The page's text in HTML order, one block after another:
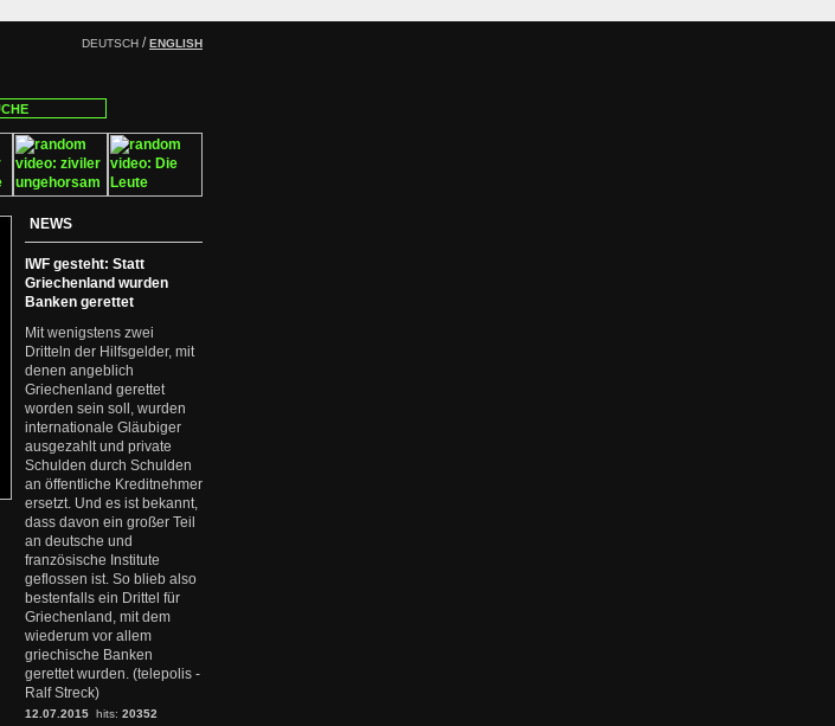
DEUTSCH /ENGLISH
NEWS
IWF gesteht: Statt
Griechenland wurden
Banken gerettet
Mit wenigstens zwei
Dritteln der Hilfsgelder, mit
denen angeblich
Griechenland gerettet
worden sein soll, wurden
internationale Gläubiger
ausgezahlt und private
Schulden durch Schulden
an öffentliche Kreditnehmer
ersetzt. Und es ist bekannt,
dass davon ein großer Teil
an deutsche und
französische Institute
geflossen ist. So blieb also
bestenfalls ein Drittel für
Griechenland, mit dem
wiederum vor allem
griechische Banken
gerettet wurden. (telepolis -
Ralf Streck)
12.07.2015 hits: 20352